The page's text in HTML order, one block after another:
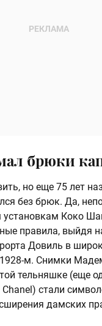
брюки
но еще 75 лет
без брюк. Да,
Коко
правила, выйдя
Довиль в
м. Снимки
тельняшке (еще
стали
дамских